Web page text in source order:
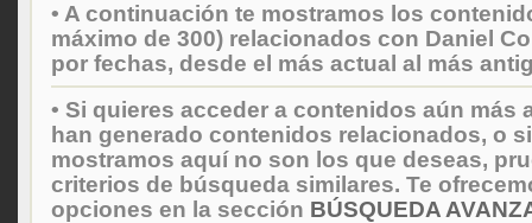
• A continuación te mostramos los
máximo de 300) relacionados con Daniel
por fechas, desde el más actual al más
• Si quieres acceder a contenidos aún más
han generado contenidos relacionados, o
mostramos aquí no son los que deseas,
criterios de búsqueda similares. Te
opciones en la sección BÚSQUEDA